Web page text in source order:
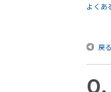
よくあ
戻る